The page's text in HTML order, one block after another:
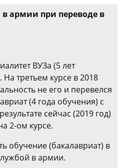
армии при переводе в
ВУЗа (5 лет
На третьем курсе в 2018
не его и перевелся
(4 года обучения) с
сейчас (2019 год)
2-ом курсе.
обучение (бакалавриат) в
в армии.